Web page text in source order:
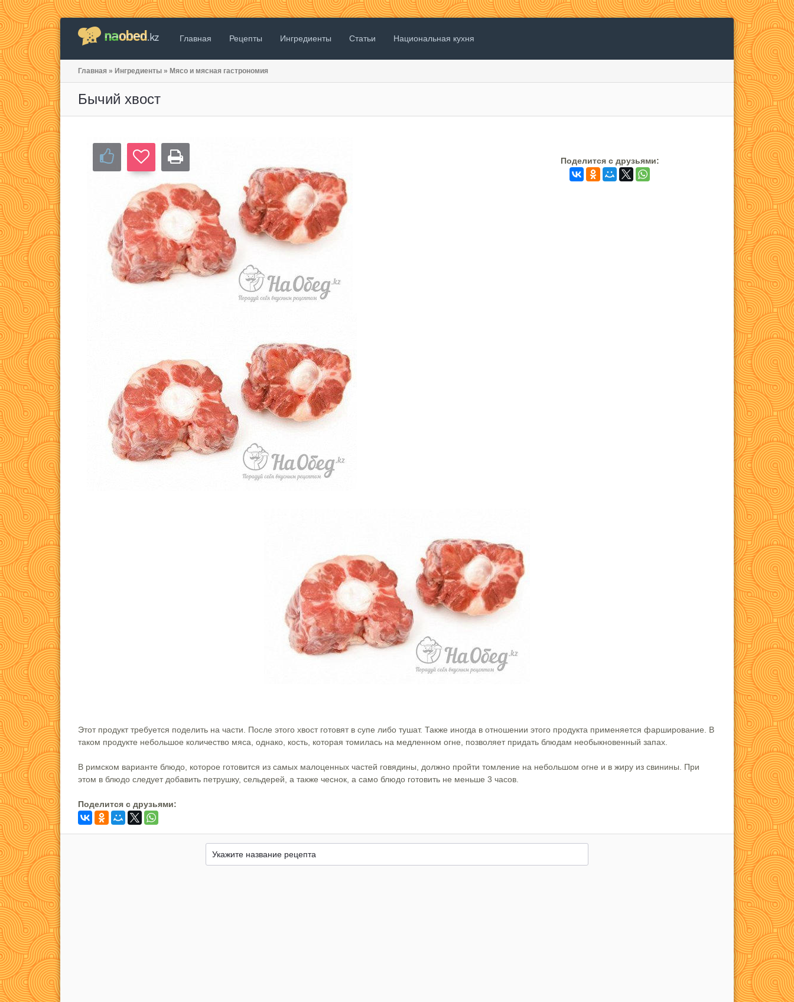
Главная Рецепты Ингредиенты Статьи Национальная кухня
Главная » Ингредиенты » Мясо и мясная гастрономия
Бычий хвост
Поделится c друзьями:
Этот продукт требуется поделить на части. После этого хвост готовят в супе либо тушат. Также иногда в отношении этого продукта применяется фарширование. В
таком продукте небольшое количество мяса, однако, кость, которая томилась на медленном огне, позволяет придать блюдам необыкновенный запах.
В римском варианте блюдо, которое готовится из самых малоценных частей говядины, должно пройти томление на небольшом огне и в жиру из свинины. При
этом в блюдо следует добавить петрушку, сельдерей, а также чеснок, а само блюдо готовить не меньше 3 часов.
Поделится c друзьями: